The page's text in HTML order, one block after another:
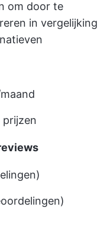
om door te
in vergelijking
prijzen